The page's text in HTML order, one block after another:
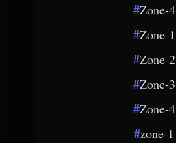
#Zone-4
#Zone-1
#Zone-2
#Zone-3
#Zone-4
#zone-1